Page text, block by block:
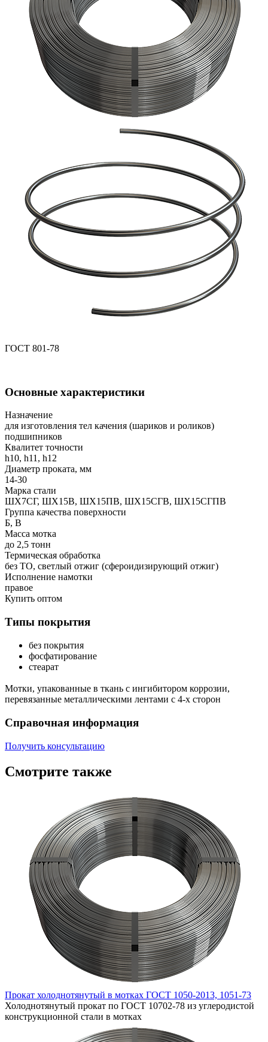
ГОСТ 801-78
Основные характеристики
Назначение
для изготовления тел качения (шариков и роликов)
подшипников
Квалитет точности
h10, h11, h12
Диаметр проката, мм
14-30
Марка стали
ШХ7СГ, ШХ15В, ШХ15ПВ, ШХ15СГВ, ШХ15СГПВ
Группа качества поверхности
Б, В
Масса мотка
до 2,5 тонн
Термическая обработка
без ТО, светлый отжиг (сфероидизирующий отжиг)
Исполнение намотки
правое
Купить оптом
Типы покрытия
без покрытия
фосфатирование
стеарат
Мотки, упакованные в ткань с ингибитором коррозии,
перевязанные металлическими лентами с 4-х сторон
Справочная информация
Получить консультацию
Смотрите также
Прокат холоднотянутый в мотках ГОСТ 1050-2013, 1051-73
Холоднотянутый прокат по ГОСТ 10702-78 из углеродистой
конструкционной стали в мотках